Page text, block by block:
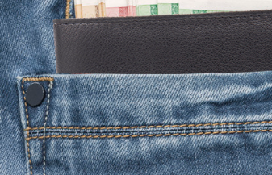
w
zgłosiła
64 Polubień
Kurtki skórzane to ponadczasowy
element garderoby, który od lat nie
wychodzi z mody. Co roku projektanci
mody...
Czytaj Więcej